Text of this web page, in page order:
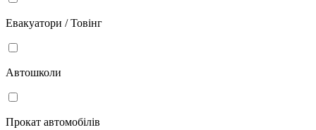
Евакуатори / Товінг
Автошколи
Прокат автомобілів